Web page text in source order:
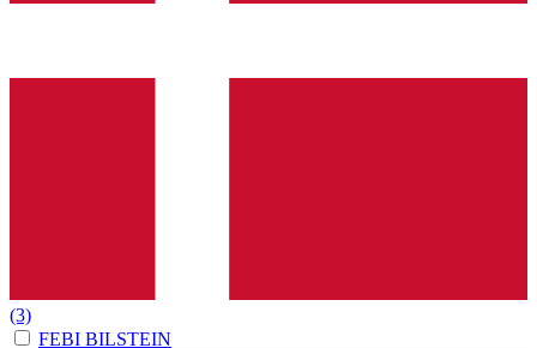
(3)
FEBI BILSTEIN